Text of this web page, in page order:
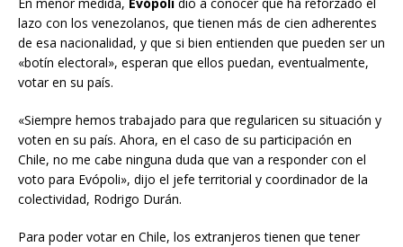
lazo con los venezolanos, que tienen más de cien adherentes
de esa nacionalidad, y que si bien entienden que pueden ser un
«botín electoral», esperan que ellos puedan, eventualmente,
votar en su país.
«Siempre hemos trabajado para que regularicen su situación y
voten en su país. Ahora, en el caso de su participación en
Chile, no me cabe ninguna duda que van a responder con el
voto para Evópoli», dijo el jefe territorial y coordinador de la
colectividad, Rodrigo Durán.
Para poder votar en Chile, los extranjeros tienen que tener